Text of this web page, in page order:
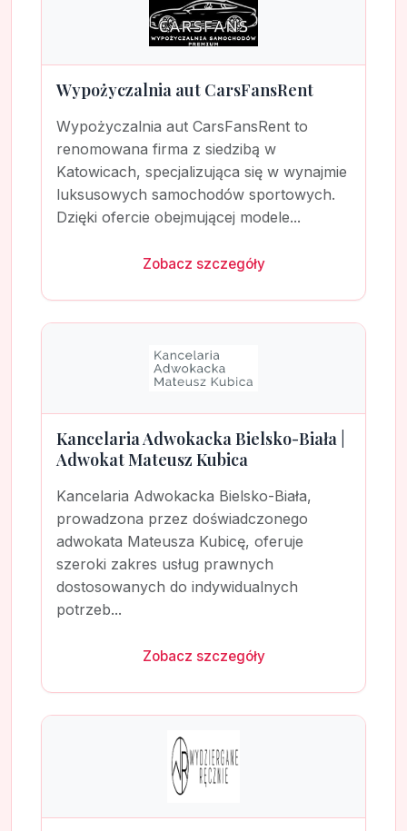
Wypożyczalnia aut CarsFansRent
Wypożyczalnia aut CarsFansRent to
renomowana firma z siedzibą w
Katowicach, specjalizująca się w wynajmie
luksusowych samochodów sportowych.
Dzięki ofercie obejmującej modele...
Zobacz szczegóły
Kancelaria Adwokacka Bielsko-Biała |
Adwokat Mateusz Kubica
Kancelaria Adwokacka Bielsko-Biała,
prowadzona przez doświadczonego
adwokata Mateusza Kubicę, oferuje
szeroki zakres usług prawnych
dostosowanych do indywidualnych
potrzeb...
Zobacz szczegóły